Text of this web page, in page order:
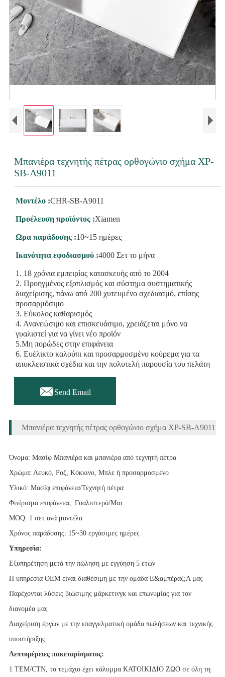
Μπανιέρα τεχνητής πέτρας ορθογώνιο σχήμα ΧΡ-
SB-A9011
Μοντέλο :CHR-SB-A9011
Προέλευση προϊόντος :Xiamen
Ωρα παράδοσης :10~15 ημέρες
Ικανότητα εφοδιασμού :4000 Σετ το μήνα
1. 18 χρόνια εμπειρίας κατασκευής από το 2004
2. Προηγμένος εξοπλισμός και σύστημα συστηματικής
διαχείρισης, πάνω από 200 χυτευμένο σχεδιασμό, επίσης
προσαρμόσιμο
3. Εύκολος καθαρισμός
4. Ανανεώσιμο και επισκευάσιμο, χρειάζεται μόνο να
γυαλιστεί για να γίνει νέο προϊόν
5.Μη πορώδες στην επιφάνεια
6. Ευέλικτο καλούπι και προσαρμοσμένο κούρεμα για τα
αποκλειστικά σχέδια και την πολυτελή παρουσία του πελάτη
Send Email
Μπανιέρα τεχνητής πέτρας ορθογώνιο σχήμα ΧΡ-SB-A9011
Όνομα: Μασίφ Μπανιέρα και μπανιέρα από τεχνητή πέτρα
Χρώμα: Λευκό, Ροζ, Κόκκινο, Μπλε ή προσαρμοσμένο
Υλικό: Μασίφ επιφάνεια/Τεχνητή πέτρα
Φινίρισμα επιφάνειας: Γυαλιστερό/Ματ
MOQ: 1 σετ ανά μοντέλο
Χρόνος παράδοσης: 15~30 εργάσιμες ημέρες
Υπηρεσία:
Εξυπηρέτηση μετά την πώληση με εγγύηση 5 ετών
Η υπηρεσία OEM είναι διαθέσιμη με την ομάδα Ε&αμπέραζ;Α μας
Παρέχονται λύσεις βιώσιμης μάρκετινγκ και επωνυμίας για τον
διανομέα μας
Διαχείριση έργων με την επαγγελματική ομάδα πωλήσεων και τεχνικής
υποστήριξης
Λεπτομέρειες πακεταρίσματος:
1 ΤΕΜ/CTN, το τεμάχιο έχει κάλυμμα ΚΑΤΟΙΚΙΔΙΟ ΖΩΟ σε όλη τη